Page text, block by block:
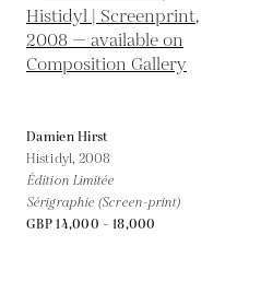
Damien Hirst
Histidyl, 2008
Édition Limitée
Sérigraphie (Screen-print)
GBP 14,000 - 18,000